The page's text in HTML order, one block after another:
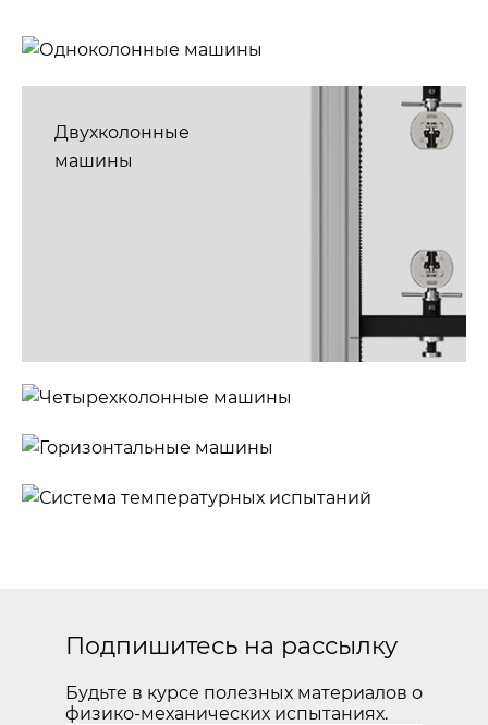
Одноколонные
Двухколонные
машины
машины
машины
Подпишитесь на рассылку
Будьте в курсе полезных материалов о
физико-механических испытаниях.